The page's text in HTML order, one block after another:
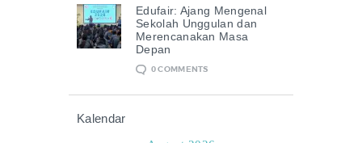
Edufair: Ajang Mengenal
Sekolah Unggulan dan
Merencanakan Masa
Depan
0COMMENTS
Kalendar